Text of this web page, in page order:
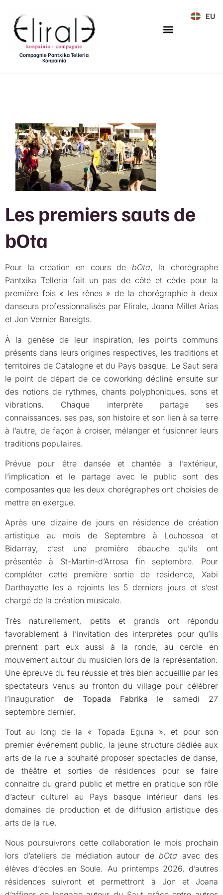
Compagnie Pantxika Telleria
Konpainia
EU
Les premiers sauts de
bOta
Pour la création en cours de bOta, la chorégraphe
Pantxika Telleria fait un pas de côté et cède pour la
première fois « les rênes » de la chorégraphie à deux
danseurs professionnalisés par Elirale, Joana Millet Arias
et Jon Vernier Bareigts.
À la genèse de leur inspiration, les points communs
présents dans leurs origines respectives, les traditions et
territoires de Catalogne et du Pays basque. Le Saut sera
le point de départ de ce coworking décliné ensuite sur
des notions de rythmes, chants polyphoniques, sons et
vibrations. Chaque interprète partage ses
connaissances, ses pas, son histoire et son lien à sa terre
à l’autre, de façon à croiser, mélanger et fusionner leurs
traditions populaires.
Prévue pour être dansée et chantée à l’extérieur,
l’implication et le partage avec le public sont des
composantes que les deux chorégraphes ont choisies de
mettre en exergue.
Après une dizaine de jours en résidence de création
artistique au mois de Septembre à Louhossoa et
Bidarray, c’est une première ébauche qu’ils ont
présentée à St-Martin-d’Arrosa fin septembre. Pour
compléter cette première sortie de résidence, Xabi
Darthayette les a rejoints les 5 derniers jours et s’est
chargé de la création musicale.
Très naturellement, petits et grands ont répondu
favorablement à l’invitation des interprètes pour qu’ils
prennent part eux aussi à la ronde, au cercle en
mouvement autour du musicien lors de la représentation.
Une épreuve du feu réussie et très bien accueillie par les
spectateurs venus au fronton du village pour célébrer
l’inauguration de Topada Fabrika le samedi 27
septembre dernier.
Tout au long de la « Topada Eguna », et pour son
premier événement public, la jeune structure dédiée aux
arts de la rue a souhaité proposer spectacles de danse,
de théâtre et sorties de résidences pour se faire
connaitre du grand public et mettre en pratique son rôle
d’acteur culturel au Pays basque intérieur dans les
domaines de production et de diffusion artistique des
arts de la rue.
Nous poursuivrons cette collaboration le mois prochain
lors d’ateliers de médiation autour de bOta avec des
élèves d’écoles en Soule. Au printemps 2026, d’autres
résidences suivront et permettront à Jon et Joana